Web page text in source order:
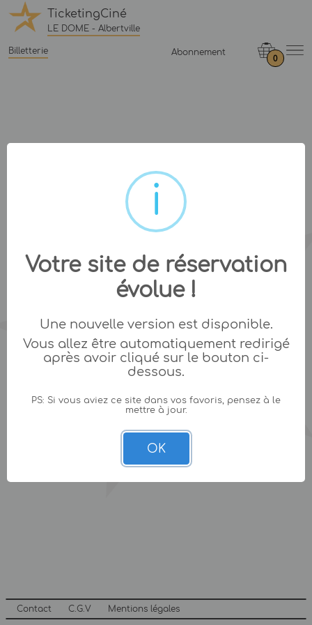
TicketingCiné
LE DOME - Albertville
Billetterie Abonnement
0
Contact C.G.V Mentions légales
Votre site de réservation
évolue !
Une nouvelle version est disponible.
Vous allez être automatiquement redirigé
après avoir cliqué sur le bouton ci-
dessous.
PS: Si vous aviez ce site dans vos favoris, pensez à le
mettre à jour.
OK